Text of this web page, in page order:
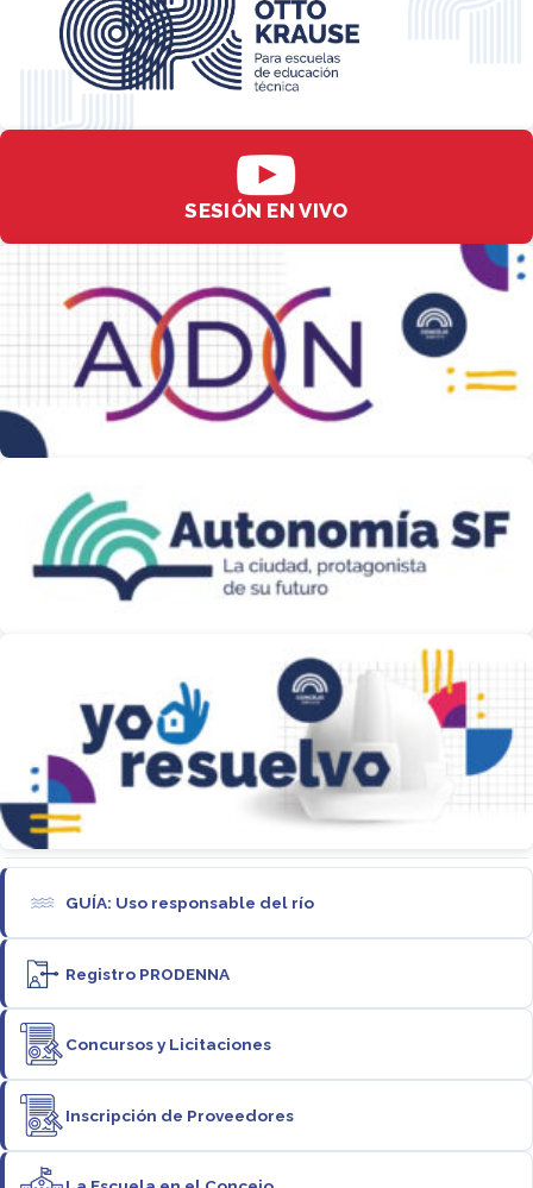
SESIÓN EN VIVO
GUÍA: Uso responsable del río
Registro PRODENNA
Concursos y Licitaciones
Inscripción de Proveedores